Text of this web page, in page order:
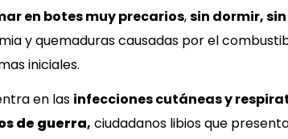
en botes muy precarios,sin dormir,
y quemaduras causadas por el
iniciales.
en las infecciones cutáneas y
de guerra, ciudadanos libios que